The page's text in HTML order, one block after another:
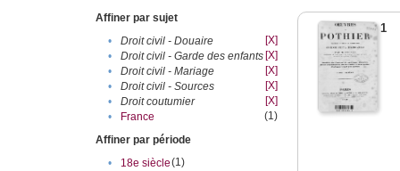
Affiner par sujet
•
Droit civil - Douaire
[X]
•
Droit civil - Garde des enfants [X]
•
Droit civil - Mariage
[X]
•
Droit civil - Sources
[X]
•
Droit coutumier
[X]
•
France
(1)
Affiner par période
•
18e siècle(1)
1